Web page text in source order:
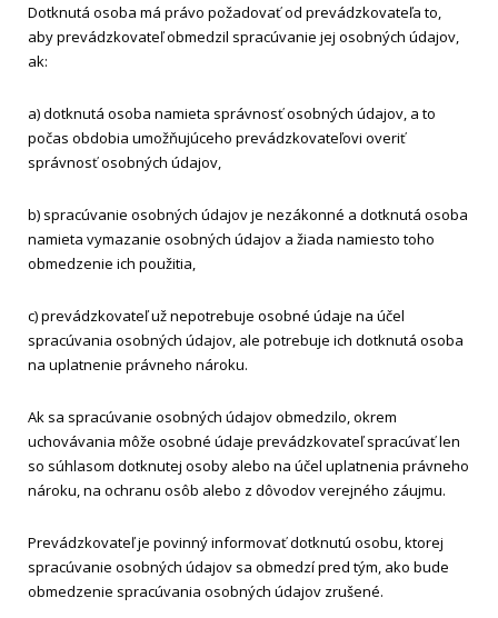
Dotknutá osoba má právo požadovať od prevádzkovateľa to,
aby prevádzkovateľ obmedzil spracúvanie jej osobných údajov,
ak:
a) dotknutá osoba namieta správnosť osobných údajov, a to
počas obdobia umožňujúceho prevádzkovateľovi overiť
správnosť osobných údajov,
b) spracúvanie osobných údajov je nezákonné a dotknutá osoba
namieta vymazanie osobných údajov a žiada namiesto toho
obmedzenie ich použitia,
c) prevádzkovateľ už nepotrebuje osobné údaje na účel
spracúvania osobných údajov, ale potrebuje ich dotknutá osoba
na uplatnenie právneho nároku.
Ak sa spracúvanie osobných údajov obmedzilo, okrem
uchovávania môže osobné údaje prevádzkovateľ spracúvať len
so súhlasom dotknutej osoby alebo na účel uplatnenia právneho
nároku, na ochranu osôb alebo z dôvodov verejného záujmu.
Prevádzkovateľ je povinný informovať dotknutú osobu, ktorej
spracúvanie osobných údajov sa obmedzí pred tým, ako bude
obmedzenie spracúvania osobných údajov zrušené.